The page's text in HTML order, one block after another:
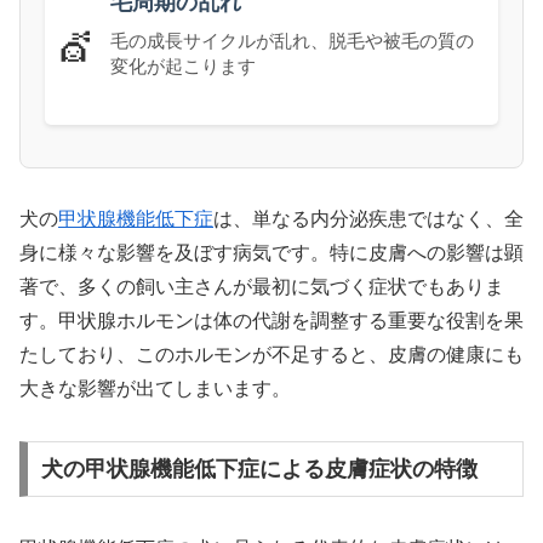
💇
毛の成長サイクルが乱れ、脱毛や被毛の質の
変化が起こります
犬の甲状腺機能低下症は、単なる内分泌疾患ではなく、全
身に様々な影響を及ぼす病気です。特に皮膚への影響は顕
著で、多くの飼い主さんが最初に気づく症状でもありま
す。甲状腺ホルモンは体の代謝を調整する重要な役割を果
たしており、このホルモンが不足すると、皮膚の健康にも
大きな影響が出てしまいます。
犬の甲状腺機能低下症による皮膚症状の特徴